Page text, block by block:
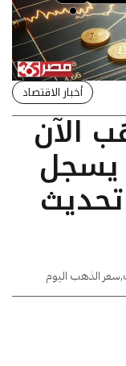
أخبار الاقتصاد
الآن
في مصر: عيار 24 يسجل
تحديث
,سعر الذهب اليوم